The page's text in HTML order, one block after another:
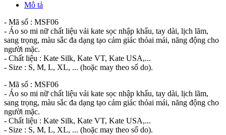
Mô tả
- Mã số : MSF06
- Áo so mi nữ chất liệu vải kate sọc nhập khẩu, tay dài, lịch lãm,
sang trọng, màu sắc đa dạng tạo cảm giác thỏai mái, năng động cho
người mặc.
- Chất liệu : Kate Silk, Kate VT, Kate USA,...
- Size : S, M, L, XL, ... (hoặc may theo số do).
- Mã số : MSF06
- Áo so mi nữ chất liệu vải kate sọc nhập khẩu, tay dài, lịch lãm,
sang trọng, màu sắc đa dạng tạo cảm giác thỏai mái, năng động cho
người mặc.
- Chất liệu : Kate Silk, Kate VT, Kate USA,...
- Size : S, M, L, XL, ... (hoặc may theo số do).